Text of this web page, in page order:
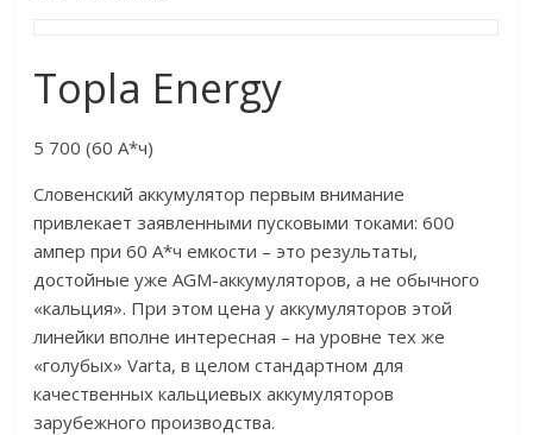
Topla Energy
5 700 (60 А*ч)
Словенский аккумулятор первым внимание
привлекает заявленными пусковыми токами: 600
ампер при 60 А*ч емкости – это результаты,
достойные уже AGM-аккумуляторов, а не обычного
«кальция». При этом цена у аккумуляторов этой
линейки вполне интересная – на уровне тех же
«голубых» Varta, в целом стандартном для
качественных кальциевых аккумуляторов
зарубежного производства.